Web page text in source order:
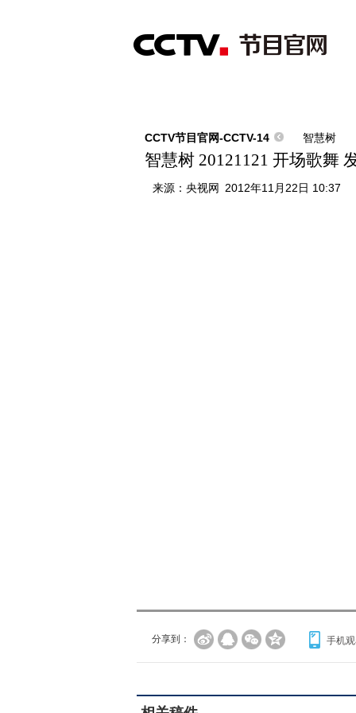
综合 新闻 财经 综艺 中文国际
CCTV节目官网-CCTV-14 智慧树
智慧树 20121121 开场歌舞
来源： 央视网 2012年11月22日 10:37
分享到： 手机